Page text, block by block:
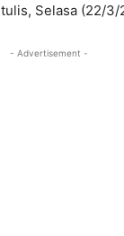
Selasa (22/3/
- Advertisement -